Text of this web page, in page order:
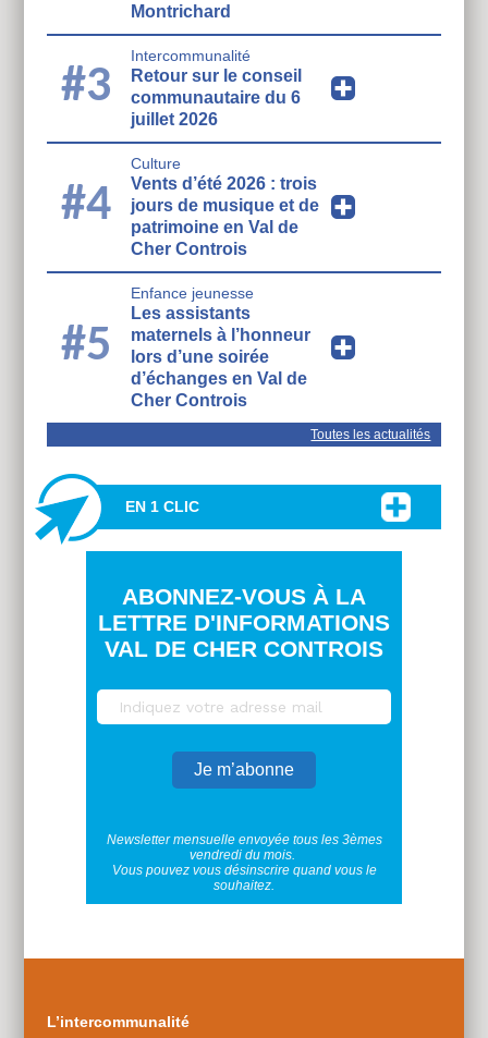
Montrichard
#3
Intercommunalité
Retour sur le conseil
communautaire du 6
juillet 2026
#4
Culture
Vents d’été 2026 : trois
jours de musique et de
patrimoine en Val de
Cher Controis
#5
Enfance jeunesse
Les assistants
maternels à l’honneur
lors d’une soirée
d’échanges en Val de
Cher Controis
Toutes les actualités
EN 1 CLIC
ABONNEZ-VOUS À LA
LETTRE D'INFORMATIONS
VAL DE CHER CONTROIS
Newsletter mensuelle envoyée tous les 3èmes
vendredi du mois.
Vous pouvez vous désinscrire quand vous le
souhaitez.
L’intercommunalité